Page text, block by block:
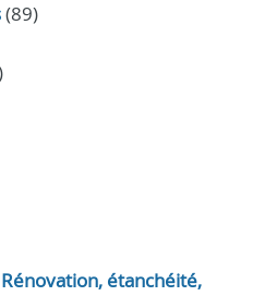
(89)
étanchéité,